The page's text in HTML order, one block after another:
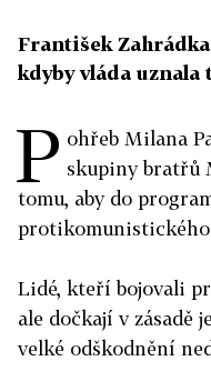
František
kdyby vláda
P ohřeb Milana
skupiny bratřů
tomu, aby do
protikomunistického
Lidé, kteří bojovali
ale dočkají v zásadě
velké odškodnění